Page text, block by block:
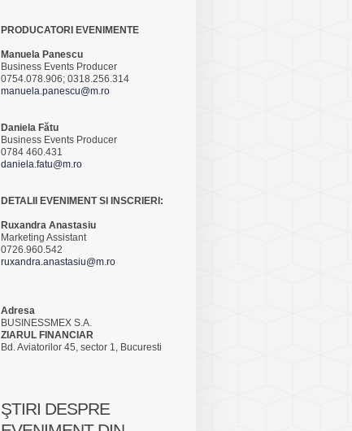
PRODUCATORI EVENIMENTE
Manuela Panescu
Business Events Producer
0754.078.906; 0318.256.314
manuela.panescu@m.ro
Daniela Fătu
Business Events Producer
0784 460.431
daniela.fatu@m.ro
DETALII EVENIMENT SI INSCRIERI:
Ruxandra Anastasiu
Marketing Assistant
0726.960.542
ruxandra.anastasiu@m.ro
Adresa
BUSINESSMEX S.A.
ZIARUL FINANCIAR
Bd. Aviatorilor 45, sector 1, Bucuresti
ŞTIRI DESPRE